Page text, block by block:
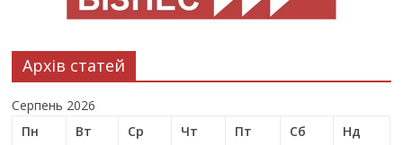
Архів статей
Серпень 2026
Пн
Вт Ср Чт Пт Сб
Нд